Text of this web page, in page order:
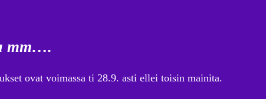
mm….
ovat voimassa ti 28.9. asti ellei toisin mainita.